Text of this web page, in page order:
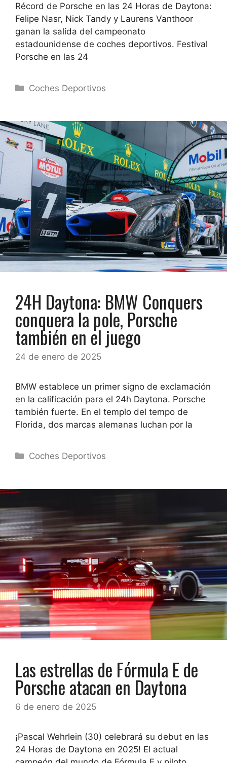
Récord de Porsche en las 24 Horas de Daytona:
Felipe Nasr, Nick Tandy y Laurens Vanthoor
ganan la salida del campeonato
estadounidense de coches deportivos. Festival
Porsche en las 24
Categorías
Coches Deportivos
24H Daytona: BMW Conquers
conquera la pole, Porsche
también en el juego
24 de enero de 2025
BMW establece un primer signo de exclamación
en la calificación para el 24h Daytona. Porsche
también fuerte. En el templo del tempo de
Florida, dos marcas alemanas luchan por la
Categorías
Coches Deportivos
Las estrellas de Fórmula E de
Porsche atacan en Daytona
6 de enero de 2025
¡Pascal Wehrlein (30) celebrará su debut en las
24 Horas de Daytona en 2025! El actual